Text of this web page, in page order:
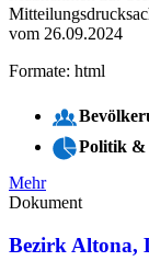
vom 26.09.2024
Formate: html
Politik &
Mehr
Dokument
Bezirk Altona,